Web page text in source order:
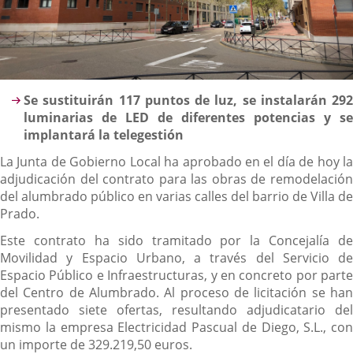
Descripción
Se sustituirán 117 puntos de luz, se instalarán 292
luminarias de LED de diferentes potencias y se
implantará la telegestión
La Junta de Gobierno Local ha aprobado en el día de hoy la
adjudicación del contrato para las obras de remodelación
del alumbrado público en varias calles del barrio de Villa de
Prado.
Este contrato ha sido tramitado por la Concejalía de
Movilidad y Espacio Urbano, a través del Servicio de
Espacio Público e Infraestructuras, y en concreto por parte
del Centro de Alumbrado. Al proceso de licitación se han
presentado siete ofertas, resultando adjudicatario del
mismo la empresa Electricidad Pascual de Diego, S.L., con
un importe de 329.219,50 euros.